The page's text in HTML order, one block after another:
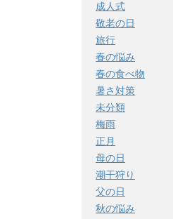
成人式
敬老の日
旅行
春の悩み
春の食べ物
暑さ対策
未分類
梅雨
正月
母の日
潮干狩り
父の日
秋の悩み